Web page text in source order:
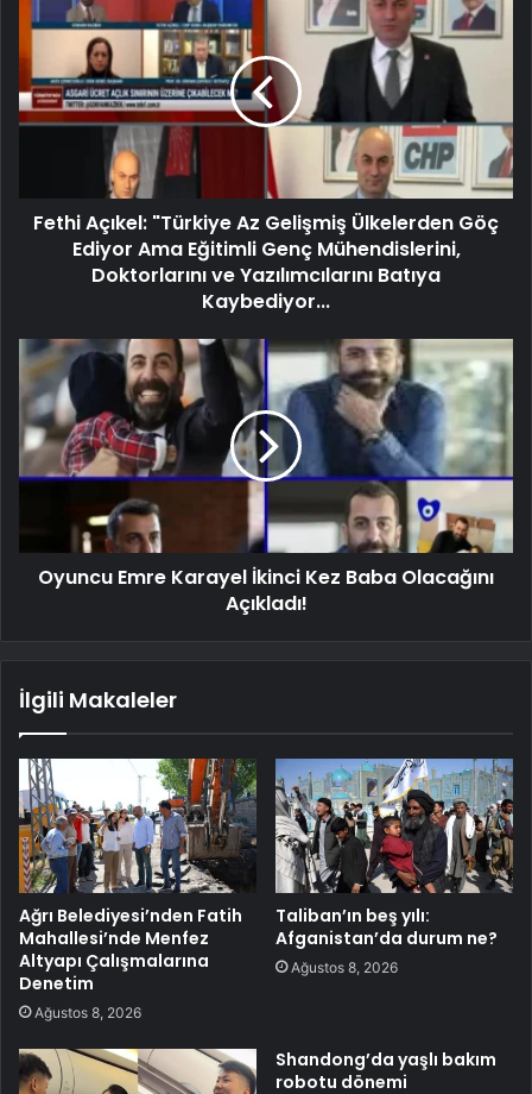
Fethi Açıkel: "Türkiye Az Gelişmiş Ülkelerden Göç
Ediyor Ama Eğitimli Genç Mühendislerini,
Doktorlarını ve Yazılımcılarını Batıya
Kaybediyor...
Oyuncu Emre Karayel İkinci Kez Baba Olacağını
Açıkladı!
İlgili Makaleler
Ağrı Belediyesi’nden Fatih
Mahallesi’nde Menfez
Altyapı Çalışmalarına
Denetim
Ağustos 8, 2026
Taliban’ın beş yılı:
Afganistan’da durum ne?
Ağustos 8, 2026
Shandong’da yaşlı bakım
robotu dönemi